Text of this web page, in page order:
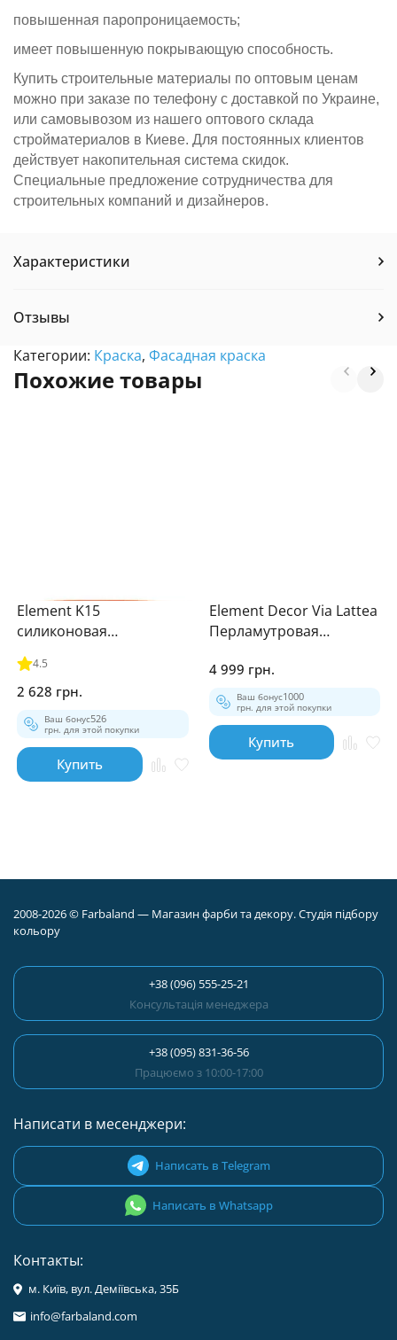
повышенная паропроницаемость;
имеет повышенную покрывающую способность.
Купить строительные материалы по оптовым ценам
можно при заказе по телефону с доставкой по Украине,
или самовывозом из нашего оптового склада
стройматериалов в Киеве. Для постоянных клиентов
действует накопительная система скидок.
Специальные предложение сотрудничества для
строительных компаний и дизайнеров.
Характеристики
Отзывы
Категории: Краска, Фасадная краска
Похожие товары
Element K15
силиконовая
штукатурка барашек
25кг
4.5
2 628 грн.
Ваш бонус526
грн. для этой покупки
Купить
Element Decor Via Lattea
Перламутровая
4 999 грн.
Ваш бонус1000
грн. для этой покупки
Купить
2008-2026 © Farbaland — Магазин фарби та декору. Студія підбору
кольору
+38 (096) 555-25-21
Консультація менеджера
+38 (095) 831-36-56
Працюємо з 10:00-17:00
Написати в месенджери:
Написать в Telegram
Написать в Whatsapp
Контакты:
м. Київ, вул. Деміївська, 35Б
info@farbaland.com